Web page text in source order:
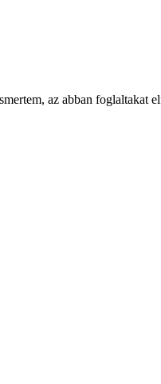
az abban foglaltakat